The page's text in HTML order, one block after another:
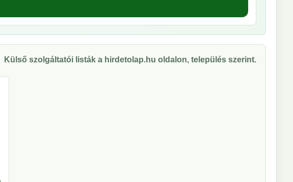
Külső szolgáltatói listák a hirdetolap.hu oldalon, település szerint.